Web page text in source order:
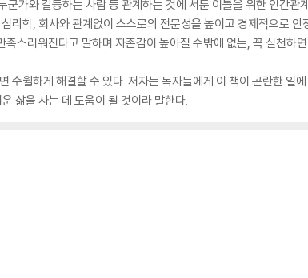
군가와 갈등하는 사람 등 관계하는 것에 서툰 이틀을 위한 인간
리학, 회사와 관계없이 스스로의 전문성을 높이고 경제적으로
스러워진다고 말하며 자존감이 높아질 수밖에 없는, 꼭 실천하
수월하게 해결할 수 있다. 저자는 독자들에게 이 책이 곤란한 일
삶을 사는 데 도움이 될 것이라 말한다.